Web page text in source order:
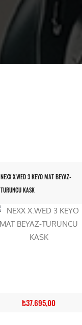
NEXX X.WED 3 KEYO MAT BEYAZ-
TURUNCU KASK
₺37.695,00